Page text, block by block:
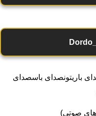
باریتونصدای باسصدای
صوتی)